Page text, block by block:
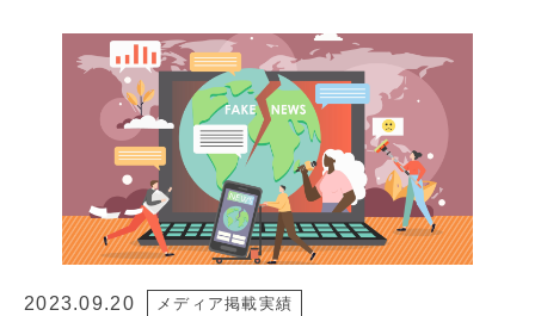
2023.09.20 メディア掲載実績